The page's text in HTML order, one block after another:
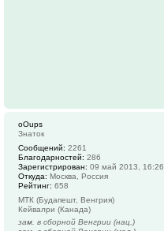
oOups
Знаток
Сообщений: 2261
Благодарностей: 286
Зарегистрирован: 09 май 2013, 16:26
Откуда: Москва, Россия
Рейтинг: 658
МТК (Будапешт, Венгрия)
Кейвалри (Канада)
зам. в сборной Венгрии (нац.)